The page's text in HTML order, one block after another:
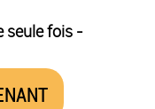
seule fois -